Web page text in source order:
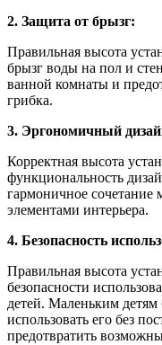
2. Защита от брызг:
Правильная высота
брызг воды на пол и
ванной комнаты и
грибка.
3. Эргономичный
Корректная высота
функциональность
гармоничное
элементами интерьера.
4. Безопасность
Правильная высота
безопасности
детей. Маленьким детям
использовать его без
предотвратить